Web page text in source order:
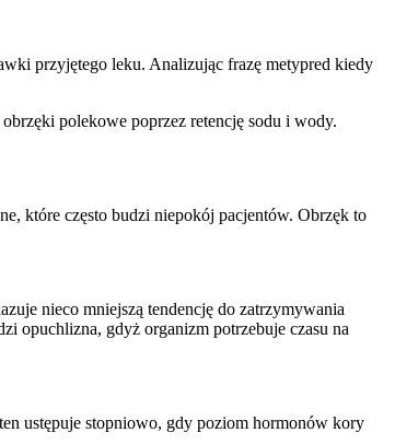
przyjętego leku. Analizując frazę metypred kiedy
polekowe poprzez retencję sodu i wody.
które często budzi niepokój pacjentów. Obrzęk to
nieco mniejszą tendencję do zatrzymywania
opuchlizna, gdyż organizm potrzebuje czasu na
ustępuje stopniowo, gdy poziom hormonów kory